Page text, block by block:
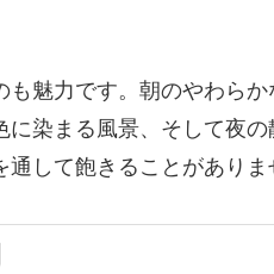
も魅力です。朝のやわら
染まる風景、そして夜
して飽きることがありま